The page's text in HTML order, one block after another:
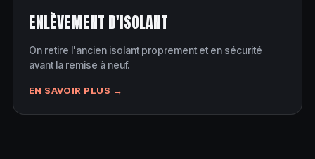
ENLÈVEMENT D'ISOLANT
On retire l'ancien isolant proprement et en sécurité
avant la remise à neuf.
EN SAVOIR PLUS →